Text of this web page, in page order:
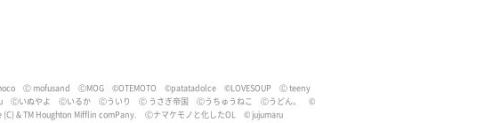
Ⓒ mofusand ⒸMOG ©OTEMOTO ©patatadolce ©LOVESOUP
Ⓒ teeny
Ⓒいぬやよ Ⓒいるか Ⓒういり Ⓒ うさぎ帝国 Ⓒうちゅうねこ Ⓒうどん。
©
& TM Houghton Mifflin comPany. Ⓒナマケモノと化したOL
© jujumaru